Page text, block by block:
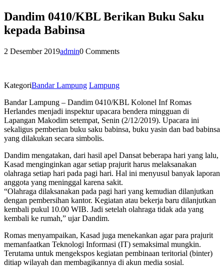
Dandim 0410/KBL Berikan Buku Saku
kepada Babinsa
2 Desember 2019admin0 Comments
KategoriBandar Lampung Lampung
Bandar Lampung – Dandim 0410/KBL Kolonel Inf Romas
Herlandes menjadi inspektur upacara bendera mingguan di
Lapangan Makodim setempat, Senin (2/12/2019). Upacara ini
sekaligus pemberian buku saku babinsa, buku yasin dan bad babinsa
yang dilakukan secara simbolis.
Dandim mengatakan, dari hasil apel Dansat beberapa hari yang lalu,
Kasad menginginkan agar setiap prajurit harus melaksanakan
olahraga setiap hari pada pagi hari. Hal ini menyusul banyak laporan
anggota yang meninggal karena sakit.
“Olahraga dilaksanakan pada pagi hari yang kemudian dilanjutkan
dengan pembersihan kantor. Kegiatan atau bekerja baru dilanjutkan
kembali pukul 10.00 WIB. Jadi setelah olahraga tidak ada yang
kembali ke rumah,” ujar Dandim.
Romas menyampaikan, Kasad juga menekankan agar para prajurit
memanfaatkan Teknologi Informasi (IT) semaksimal mungkin.
Terutama untuk mengekspos kegiatan pembinaan teritorial (binter)
ditiap wilayah dan membagikannya di akun media sosial.